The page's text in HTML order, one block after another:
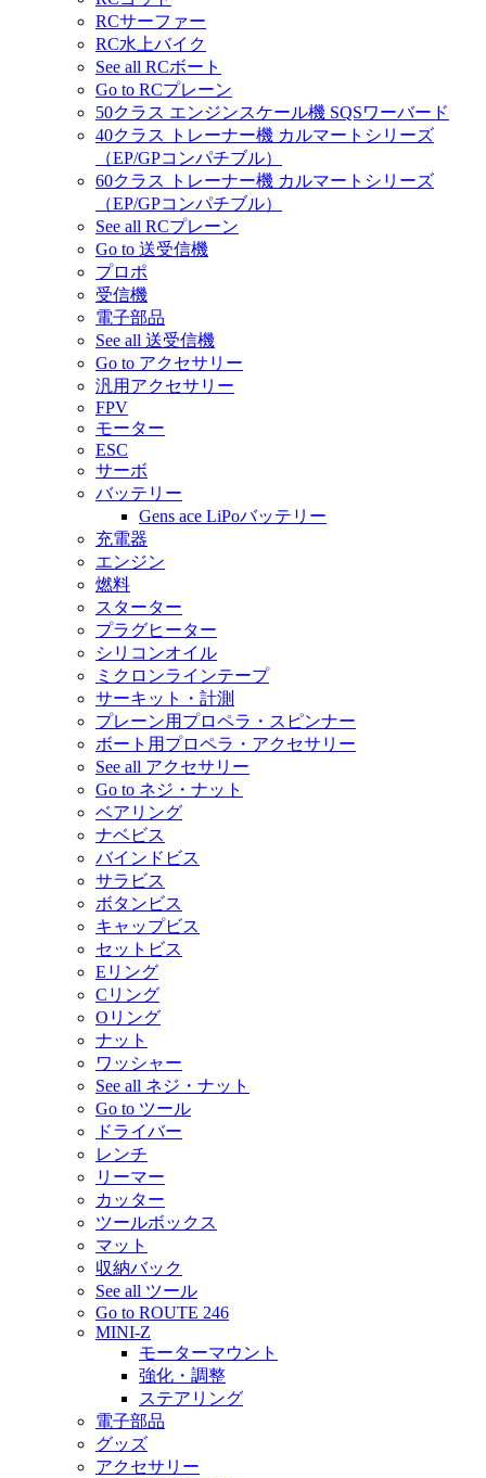
RCサーファー
RC水上バイク
See all RCボート
Go to RCプレーン
50クラス エンジンスケール機 SQSワーバード
40クラス トレーナー機 カルマートシリーズ
（EP/GPコンパチブル）
60クラス トレーナー機 カルマートシリーズ
（EP/GPコンパチブル）
See all RCプレーン
Go to 送受信機
プロポ
受信機
電子部品
See all 送受信機
Go to アクセサリー
汎用アクセサリー
FPV
モーター
ESC
サーボ
バッテリー
Gens ace LiPoバッテリー
充電器
エンジン
燃料
スターター
プラグヒーター
シリコンオイル
ミクロンラインテープ
サーキット・計測
プレーン用プロペラ・スピンナー
ボート用プロペラ・アクセサリー
See all アクセサリー
Go to ネジ・ナット
ベアリング
ナベビス
バインドビス
サラビス
ボタンビス
キャップビス
セットビス
Eリング
Cリング
Oリング
ナット
ワッシャー
See all ネジ・ナット
Go to ツール
ドライバー
レンチ
リーマー
カッター
ツールボックス
マット
収納バック
See all ツール
Go to ROUTE 246
MINI-Z
モーターマウント
強化・調整
ステアリング
電子部品
グッズ
アクセサリー